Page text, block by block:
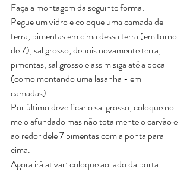
Faça a montagem da seguinte forma:
Pegue um vidro e coloque uma camada de
terra, pimentas em cima dessa terra (em torno
de 7), sal grosso, depois novamente terra,
pimentas, sal grosso e assim siga até a boca
(como montando uma lasanha - em
camadas).
Por último deve ficar o sal grosso, coloque no
meio afundado mas não totalmente o carvão e
ao redor dele 7 pimentas com a ponta para
cima.
Agora irá ativar: coloque ao lado da porta